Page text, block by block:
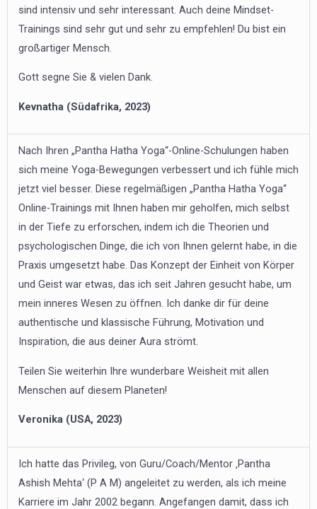
sind intensiv und sehr interessant. Auch deine Mindset-
Trainings sind sehr gut und sehr zu empfehlen! Du bist ein
großartiger Mensch.
Gott segne Sie & vielen Dank.
Kevnatha (Südafrika, 2023)
Nach Ihren „Pantha Hatha Yoga“-Online-Schulungen haben
sich meine Yoga-Bewegungen verbessert und ich fühle mich
jetzt viel besser. Diese regelmäßigen „Pantha Hatha Yoga“
Online-Trainings mit Ihnen haben mir geholfen, mich selbst
in der Tiefe zu erforschen, indem ich die Theorien und
psychologischen Dinge, die ich von Ihnen gelernt habe, in die
Praxis umgesetzt habe. Das Konzept der Einheit von Körper
und Geist war etwas, das ich seit Jahren gesucht habe, um
mein inneres Wesen zu öffnen. Ich danke dir für deine
authentische und klassische Führung, Motivation und
Inspiration, die aus deiner Aura strömt.
Teilen Sie weiterhin Ihre wunderbare Weisheit mit allen
Menschen auf diesem Planeten!
Veronika (USA, 2023)
Ich hatte das Privileg, von Guru/Coach/Mentor ‚Pantha
Ashish Mehta‘ (P A M) angeleitet zu werden, als ich meine
Karriere im Jahr 2002 begann. Angefangen damit, dass ich